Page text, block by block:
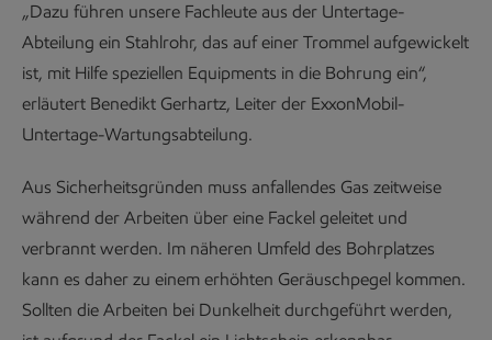
„Dazu führen unsere Fachleute aus der Untertage-
Abteilung ein Stahlrohr, das auf einer Trommel aufgewickelt
ist, mit Hilfe speziellen Equipments in die Bohrung ein“,
erläutert Benedikt Gerhartz, Leiter der ExxonMobil-
Untertage-Wartungsabteilung.
Aus Sicherheitsgründen muss anfallendes Gas zeitweise
während der Arbeiten über eine Fackel geleitet und
verbrannt werden. Im näheren Umfeld des Bohrplatzes
kann es daher zu einem erhöhten Geräuschpegel kommen.
Sollten die Arbeiten bei Dunkelheit durchgeführt werden,